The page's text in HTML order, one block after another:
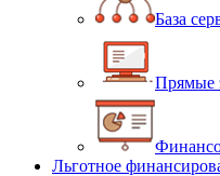
База
Прямые
Льготное